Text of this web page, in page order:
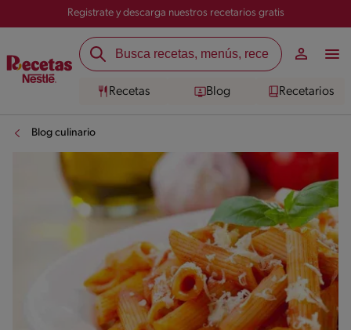
Registrate y descarga nuestros recetarios gratis
Recetas Blog Recetarios
Blog culinario